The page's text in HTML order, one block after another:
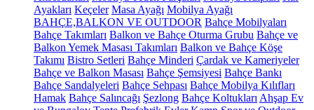
Ayakları Keçeler Masa Ayağı Mobilya Ayağı
BAHÇE,BALKON VE OUTDOOR Bahçe Mobilyaları
Bahçe Takımları Balkon ve Bahçe Oturma Grubu Bahçe ve
Balkon Yemek Masası Takımları Balkon ve Bahçe Köşe
Takımı Bistro Setleri Bahçe Minderi Çardak ve Kameriyeler
Bahçe ve Balkon Masası Bahçe Şemsiyesi Bahçe Bankı
Bahçe Sandalyeleri Bahçe Sehpası Bahçe Mobilya Kılıfları
Hamak Bahçe Salıncağı Şezlong Bahçe Koltukları Ahşap Ev